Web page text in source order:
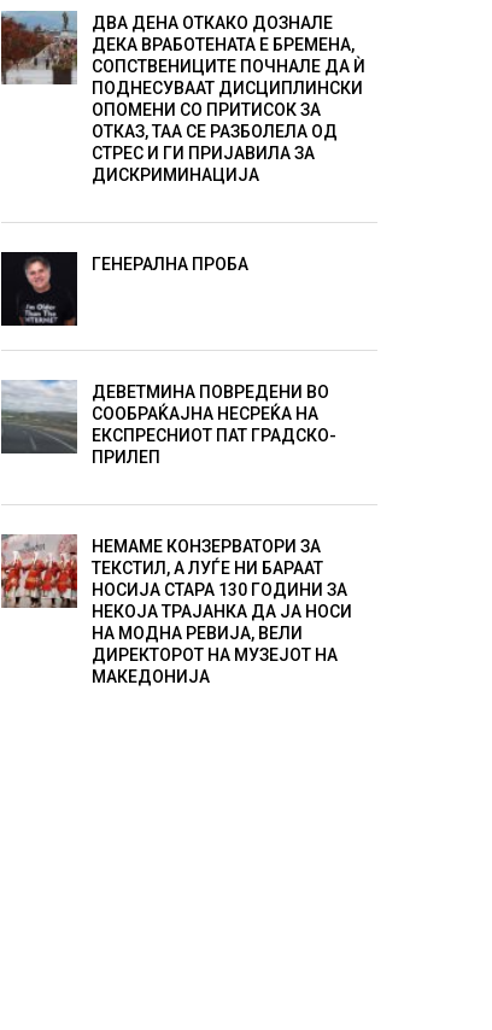
ДВА ДЕНА ОТКАКО ДОЗНАЛЕ
ДЕКА ВРАБОТЕНАТА Е БРЕМЕНА,
СОПСТВЕНИЦИТЕ ПОЧНАЛЕ ДА Ѝ
ПОДНЕСУВААТ ДИСЦИПЛИНСКИ
ОПОМЕНИ СО ПРИТИСОК ЗА
ОТКАЗ, ТАА СЕ РАЗБОЛЕЛА ОД
СТРЕС И ГИ ПРИЈАВИЛА ЗА
ДИСКРИМИНАЦИЈА
ГЕНЕРАЛНА ПРОБА
ДЕВЕТМИНА ПОВРЕДЕНИ ВО
СООБРАЌАЈНА НЕСРЕЌА НА
ЕКСПРЕСНИОТ ПАТ ГРАДСКО-
ПРИЛЕП
НЕМАМЕ КОНЗЕРВАТОРИ ЗА
ТЕКСТИЛ, А ЛУЃЕ НИ БАРААТ
НОСИЈА СТАРА 130 ГОДИНИ ЗА
НЕКОЈА ТРАЈАНКА ДА ЈА НОСИ
НА МОДНА РЕВИЈА, ВЕЛИ
ДИРЕКТОРОТ НА МУЗЕЈОТ НА
МАКЕДОНИЈА